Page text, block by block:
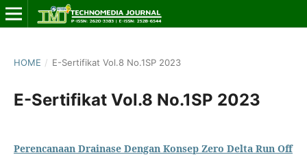
HOME / E-Sertifikat Vol.8 No.1SP 2023
E-Sertifikat Vol.8 No.1SP 2023
Perencanaan Drainase Dengan Konsep Zero Delta Run Off